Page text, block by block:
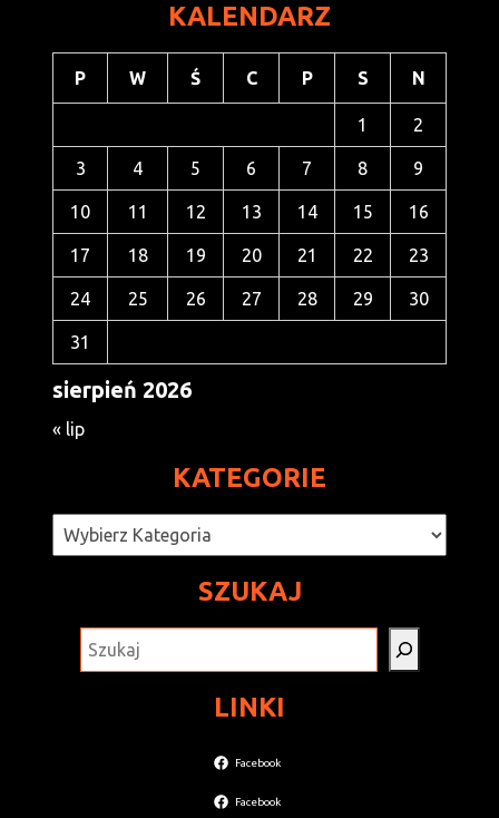
KALENDARZ
sierpień 2026
P W Ś C P S N
1 2
3 4 5 6 7 8 9
10 11 12 13 14 15 16
17 18 19 20 21 22 23
24 25 26 27 28 29 30
31
« lip
KATEGORIE
Kategorie
SZUKAJ
LINKI
Facebook
Facebook